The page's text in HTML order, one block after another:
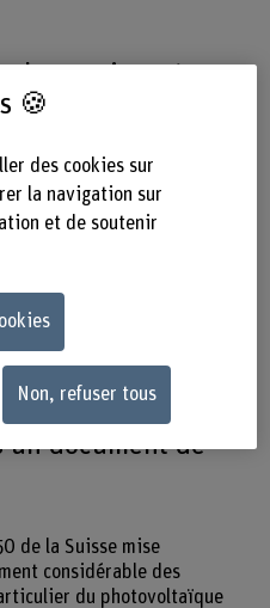
croissant
couteuse
ne constitue
un groupe
pour des
de la Haute
BFH
options
un document de
de la Suisse mise
considérable des
du photovoltaïque
🍪
des cookies sur
la navigation sur
et de soutenir
Non, refuser tous